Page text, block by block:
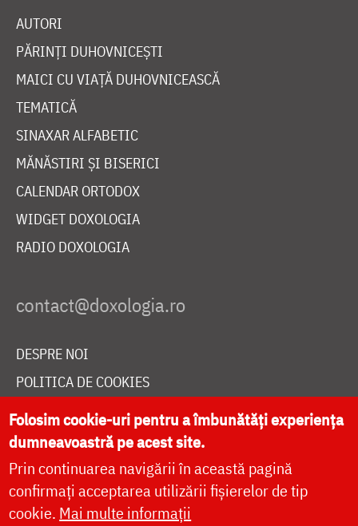
AUTORI
PĂRINȚI DUHOVNICEȘTI
MAICI CU VIAȚĂ DUHOVNICEASCĂ
TEMATICĂ
SINAXAR ALFABETIC
MĂNĂSTIRI ȘI BISERICI
CALENDAR ORTODOX
WIDGET DOXOLOGIA
RADIO DOXOLOGIA
DESPRE NOI
POLITICA DE COOKIES
DONEAZĂ ONLINE PENTRU CATEDRALA NAȚIONALĂ
LIVE
Folosim cookie-uri pentru a îmbunătăți experiența
dumneavoastră pe acest site.
Prin continuarea navigării în această pagină
confirmați acceptarea utilizării fișierelor de tip
cookie. Mai multe informații